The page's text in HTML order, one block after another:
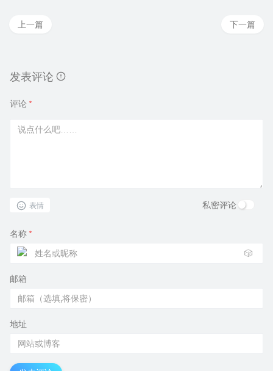
下一篇
上一篇
发表评论
评论 *
表情 私密评论
名称 *
🎲
邮箱
地址